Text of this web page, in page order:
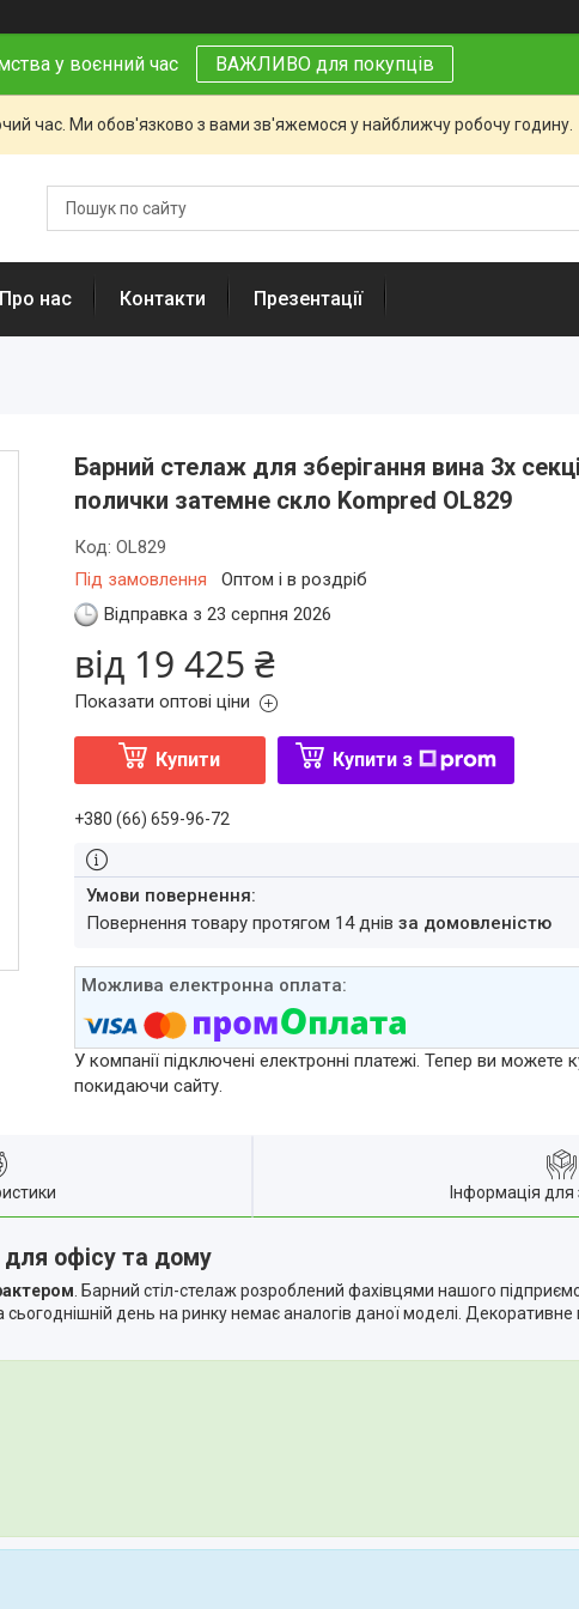
у воєнний час ВАЖЛИВО для покупців
час. Ми обов'язково з вами зв'яжемося у найближчу робочу годину.
Про нас Контакти Презентації
Барний стелаж для зберігання вина 3х
полички затемне скло Kompred OL829
Під замовлення Оптом і в роздріб
Код: OL829
Відправка з 23 серпня 2026
від 19 425 ₴
Показати оптові ціни
Купити Купити з
+380 (66) 659-96-72
повернення товару протягом 14 днів за домовленістю
У компанії підключені електронні платежі. Тепер ви можете
покидаючи сайту.
Інформація
для офісу та дому
. Барний стіл-стелаж розроблений фахівцями нашого
день на ринку немає аналогів даної моделі.